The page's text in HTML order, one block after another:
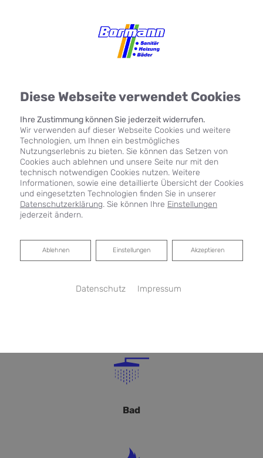
Bad
Diese Webseite verwendet Cookies
Ihre Zustimmung können Sie jederzeit widerrufen.
Wir verwenden auf dieser Webseite Cookies und weitere
Technologien, um Ihnen ein bestmögliches
Nutzungserlebnis zu bieten. Sie können das Setzen von
Cookies auch ablehnen und unsere Seite nur mit den
technisch notwendigen Cookies nutzen. Weitere
Informationen, sowie eine detaillierte Übersicht der Cookies
und eingesetzten Technologien finden Sie in unserer
Datenschutzerklärung. Sie können Ihre Einstellungen
jederzeit ändern.
Akzeptieren
Einstellungen
Ablehnen
Ablehnen
Datenschutz Impressum